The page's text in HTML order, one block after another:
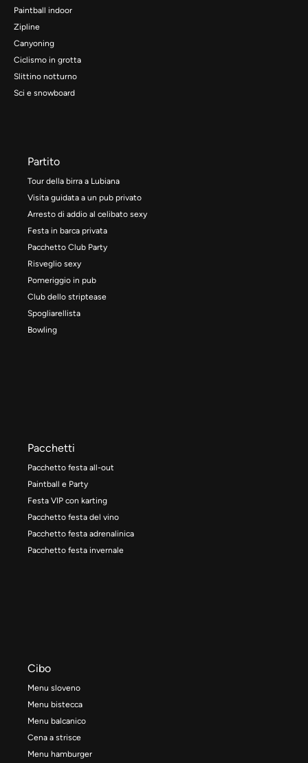
Paintball indoor
Zipline
Canyoning
Ciclismo in grotta
Slittino notturno
Sci e snowboard
Partito
Tour della birra a Lubiana
Visita guidata a un pub privato
Arresto di addio al celibato sexy
Festa in barca privata
Pacchetto Club Party
Risveglio sexy
Pomeriggio in pub
Club dello striptease
Spogliarellista
Bowling
Pacchetti
Pacchetto festa all-out
Paintball e Party
Festa VIP con karting
Pacchetto festa del vino
Pacchetto festa adrenalinica
Pacchetto festa invernale
Cibo
Menu sloveno
Menu bistecca
Menu balcanico
Cena a strisce
Menu hamburger